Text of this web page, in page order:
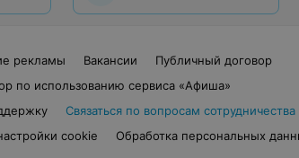
рекламы Вакансии
Публичный договор
по использованию сервиса «Афиша»
Связаться по вопросам сотрудничества
cookie Обработка персональных